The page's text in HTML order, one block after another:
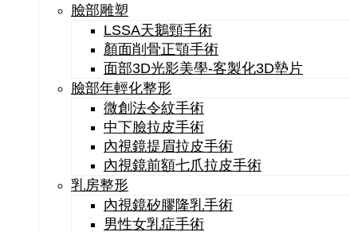
臉部雕塑
LSSA天鵝頸手術
顏面削骨正顎手術
面部3D光影美學-客製化3D墊片
臉部年輕化整形
微創法令紋手術
中下臉拉皮手術
內視鏡提眉拉皮手術
內視鏡前額七爪拉皮手術
乳房整形
內視鏡矽膠隆乳手術
男性女乳症手術